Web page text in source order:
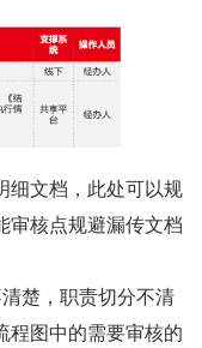
细文档，此处可以规
审核点规避漏传文档
楚，职责切分不清
程图中的需要审核的